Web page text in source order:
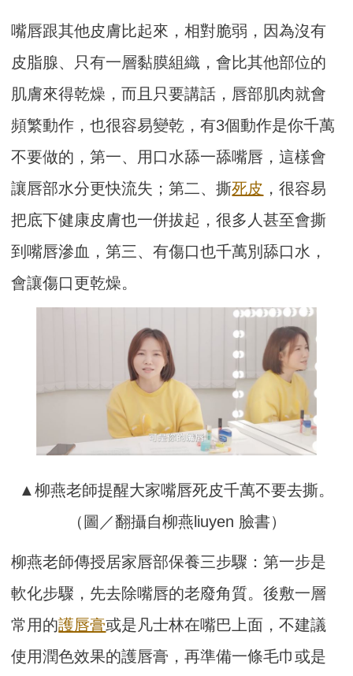
嘴唇跟其他皮膚比起來，相對脆弱，因為沒有
皮脂腺、只有一層黏膜組織，會比其他部位的
肌膚來得乾燥，而且只要講話，唇部肌肉就會
頻繁動作，也很容易變乾，有3個動作是你千萬
不要做的，第一、用口水舔一舔嘴唇，這樣會
讓唇部水分更快流失；第二、撕死皮 ，很容易
把底下健康皮膚也一併拔起，很多人甚至會撕
到嘴唇滲血，第三、有傷口也千萬別舔口水，
會讓傷口更乾燥。
▲柳燕老師提醒大家嘴唇死皮千萬不要去撕。
（圖／翻攝自柳燕liuyen 臉書）
柳燕老師傳授居家唇部保養三步驟：第一步是
軟化步驟，先去除嘴唇的老廢角質。後敷一層
常用的護唇膏或是凡士林在嘴巴上面，不建議
使用潤色效果的護唇膏，再準備一條毛巾或是